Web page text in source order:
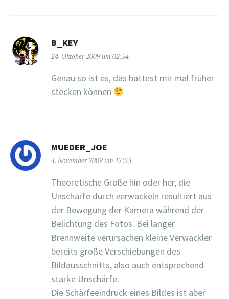
B_KEY
24. Oktober 2009 um 02:54
Genau so ist es, das hättest mir mal früher
stecken können
MUEDER_JOE
4. November 2009 um 17:33
Theoretische Größe hin oder her, die
Unschärfe durch verwackeln resultiert aus
der Bewegung der Kamera während der
Belichtung des Fotos. Bei langer
Brennweite verursachen kleine Verwackler
bereits große Verschiebungen des
Bildausschnitts, also auch entsprechend
starke Unschärfe.
Die Schärfeeindruck eines Bildes ist aber